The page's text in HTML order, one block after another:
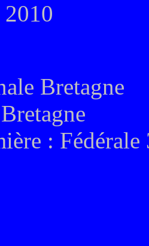
Bretagne
Bretagne
: Fédérale